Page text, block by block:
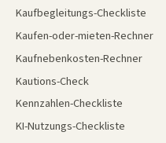
Kaufbegleitungs-Checkliste
Kaufen-oder-mieten-Rechner
Kaufnebenkosten-Rechner
Kautions-Check
Kennzahlen-Checkliste
KI-Nutzungs-Checkliste